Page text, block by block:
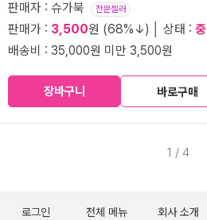
판매자 : 슈가북 전문셀러
판매가 : 3,500원 (68%↓) │ 상태 : 중
배송비 : 35,000원 미만 3,500원
장바구니 바로구매
1 / 4
로그인 전체 메뉴 회사 소개